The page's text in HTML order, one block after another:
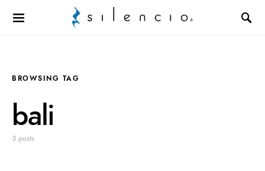
Search for:
BROWSING TAG
bali
3 posts